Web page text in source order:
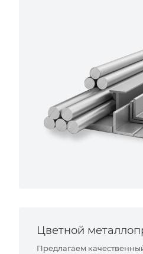
Цветной
Предлагаем